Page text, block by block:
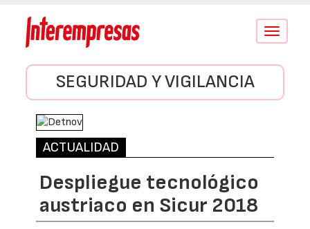
Conmutar
SEGURIDAD Y VIGILANCIA
ACTUALIDAD
Despliegue tecnológico
austriaco en Sicur 2018